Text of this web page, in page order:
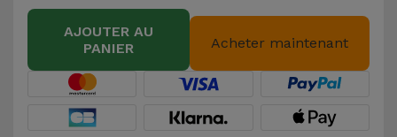
Gadgets
Hygiène
Maison
AJOUTER AU
PANIER
Acheter maintenant